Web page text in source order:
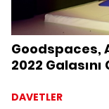
Goodspaces,
2022
DAVETLER